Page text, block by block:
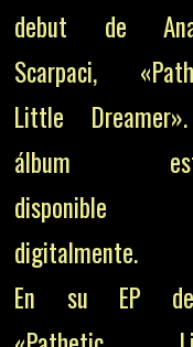
debut de
Scarpaci,
Little
álbum
disponible
digitalmente.
En su EP